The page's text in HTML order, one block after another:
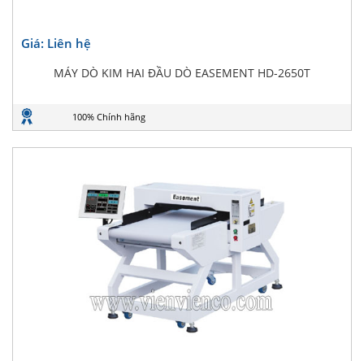
Giá: Liên hệ
MÁY DÒ KIM HAI ĐẦU DÒ EASEMENT HD-2650T
100% Chính hãng